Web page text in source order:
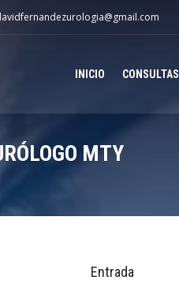
INICIO CONSULTAS
MTY
Entrada